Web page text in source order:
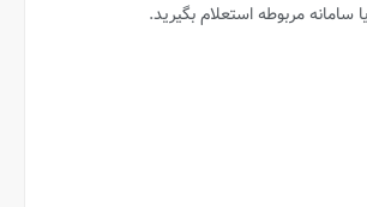
مربوطه استعلام بگیرید.